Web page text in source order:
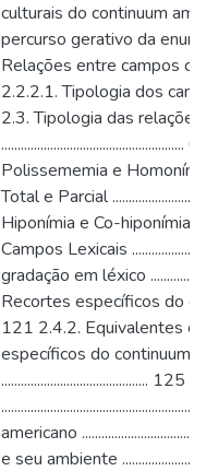
culturais do continuum
percurso gerativo da
Relações entre campos
2.2.2.1. Tipologia dos
2.3. Tipologia das
Polissememia e Homonímia
Total e Parcial
Hiponímia e Co-hiponímia
Campos Lexicais
gradação em léxico
Recortes específicos do
121 2.4.2. Equivalentes
específicos do continuum
.............................................
americano
e seu ambiente